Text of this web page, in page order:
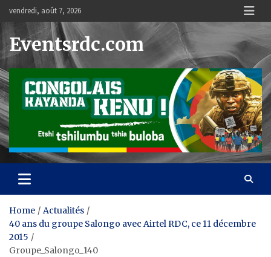
content
vendredi, août 7, 2026
Eventsrdc.com
Home
Actualités
40 ans du groupe Salongo avec Airtel RDC, ce 11 décembre
2015
Groupe_Salongo_140